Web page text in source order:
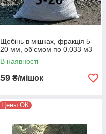
Щебінь в мішках, фракція 5-
20 мм, об'ємом по 0.033 м3
В наявності
59 ₴/мішок
Цены ОК